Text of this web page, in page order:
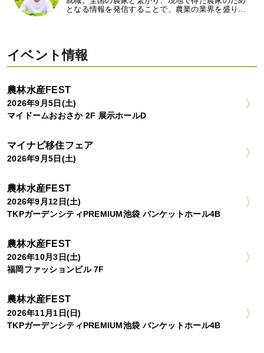
となる情報を発信することで、農業の業界を盛り…
イベント情報
農林水産FEST
2026年9月5日(土)
マイドームおおさか 2F 展示ホールD
マイナビ移住フェア
2026年9月5日(土)
農林水産FEST
2026年9月12日(土)
TKPガーデンシティPREMIUM池袋 バンケットホール4B
農林水産FEST
2026年10月3日(土)
福岡ファッションビル 7F
農林水産FEST
2026年11月1日(日)
TKPガーデンシティPREMIUM池袋 バンケットホール4B